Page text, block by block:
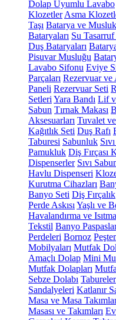
Dolap Uyumlu Lavabo
Klozetler Asma
Taşı Batarya ve
Bataryaları Su Tasarruf
Duş Bataryaları
Pisuvar Musluğu
Lavabo Sifonu Eviye
Parçaları Rezervuar ve
Paneli Rezervuar Seti
Setleri Yara Bandı Lif
Sabun Tırnak Makası
Aksesuarları Tuvalet
Kağıtlık Seti Duş Rafı
Taburesi Sabunluk
Pamukluk Diş Fırçası
Dispenserler Sıvı
Havlu Dispenseri
Kurutma Cihazları
Banyo Seti Diş Fırçalık
Perde Askısı Yaşlı ve
Havalandırma ve Isıtma
Tekstil Banyo
Perdeleri Bornoz
Mobilyaları Mutfak
Amaçlı Dolap Mini
Mutfak Dolapları
Sebze Dolabı Tabureler
Sandalyeleri Katlanır
Masa ve Masa
Masası ve Takımları